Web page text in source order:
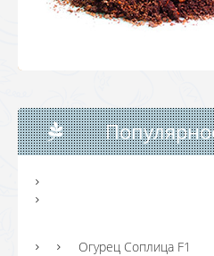
Огурец Соплица F1